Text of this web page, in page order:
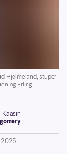
Hjelmeland, stuper
og Erling
Kaasin
2025